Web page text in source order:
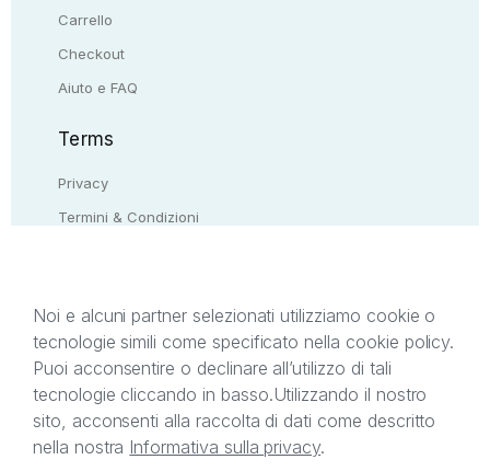
Carrello
Checkout
Aiuto e FAQ
Terms
Privacy
Termini & Condizioni
Il presente sito web è di proprietà di StreetLib S.r.l.
C.F. e P.IVA 05338720963. StreetLib S.r.l. è
titolare di tutti i diritti di proprietà intellettuale
afferenti ai marchi, loghi e segni distintivi presenti
sul sito web. Si invita l’utente a prendere visione
Noi e alcuni partner selezionati utilizziamo cookie o
tecnologie simili come specificato nella cookie policy.
Puoi acconsentire o declinare all’utilizzo di tali
tecnologie cliccando in basso.Utilizzando il nostro
sito, acconsenti alla raccolta di dati come descritto
nella nostra Informativa sulla privacy.